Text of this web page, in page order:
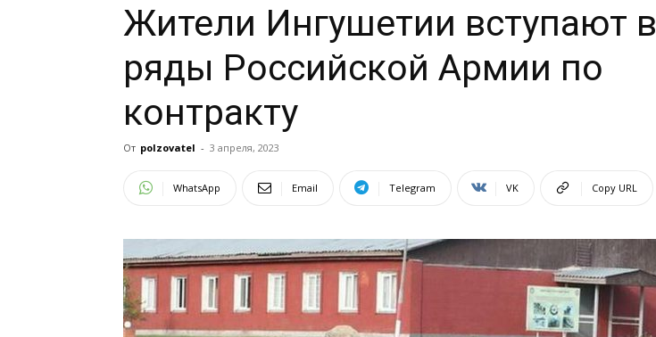
Жители Ингушетии вступают в
ряды Российской Армии по
контракту
От polzovatel - 3 апреля, 2023
WhatsApp Email Telegram VK Copy URL